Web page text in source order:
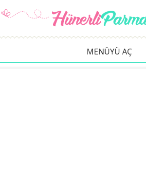
MENÜYÜ AÇ